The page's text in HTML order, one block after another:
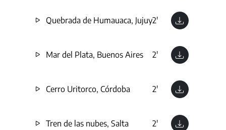
Quebrada de Humauaca, Jujuy2'
Mar del Plata, Buenos Aires 2'
Cerro Uritorco, Córdoba 2'
Tren de las nubes, Salta 2'